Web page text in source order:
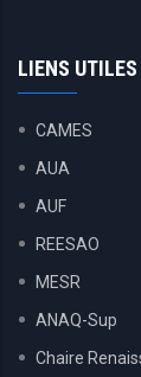
LIENS UTILES
CAMES
AUA
AUF
REESAO
MESR
ANAQ-Sup
Chaire